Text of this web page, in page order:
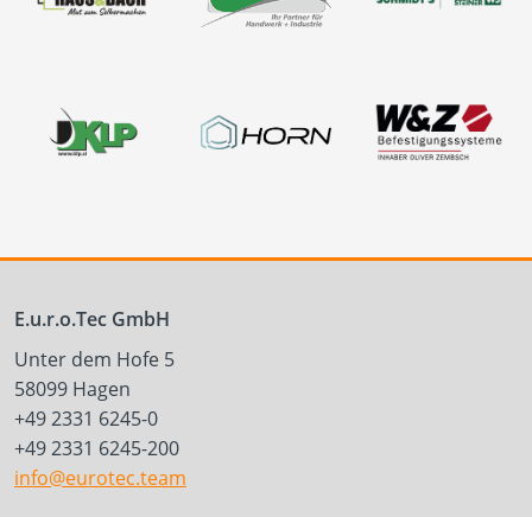
E.u.r.o.Tec GmbH
Unter dem Hofe 5
58099 Hagen
+49 2331 6245-0
+49 2331 6245-200
info@eurotec.team